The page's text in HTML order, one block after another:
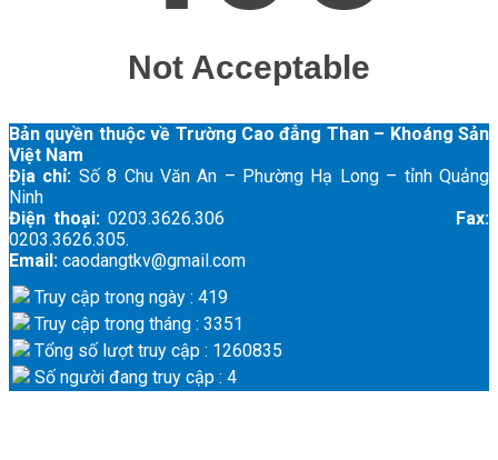
Bản quyền thuộc về Trường Cao đẳng Than – Khoáng Sản
Việt Nam
Địa chỉ: Số 8 Chu Văn An – Phường Hạ Long – tỉnh Quảng
Ninh
Điện thoại: 0203.3626.306
Fax:
0203.3626.305.
Email: caodangtkv@gmail.com
Truy cập trong ngày : 419
Truy cập trong tháng : 3351
Tổng số lượt truy cập : 1260835
Số người đang truy cập : 4